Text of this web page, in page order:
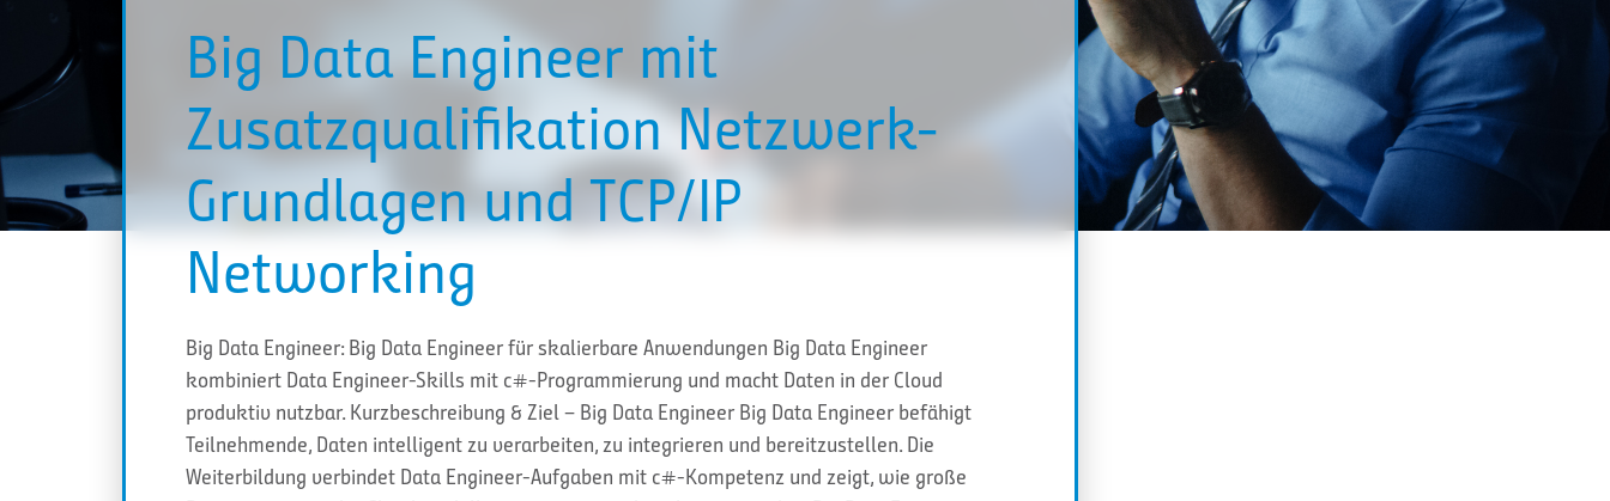
Big Data Engineer mit
Zusatzqualifikation Netzwerk-
Grundlagen und TCP/IP
Networking
Big Data Engineer: Big Data Engineer für skalierbare Anwendungen Big Data Engineer
kombiniert Data Engineer-Skills mit c#-Programmierung und macht Daten in der Cloud
produktiv nutzbar. Kurzbeschreibung & Ziel – Big Data Engineer Big Data Engineer befähigt
Teilnehmende, Daten intelligent zu verarbeiten, zu integrieren und bereitzustellen. Die
Weiterbildung verbindet Data Engineer-Aufgaben mit c#-Kompetenz und zeigt, wie große